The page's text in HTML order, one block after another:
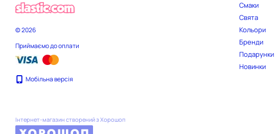
© 2026
Приймаємо до оплати
Мобільна версія
Інтернет-магазин створений з Хорошоп
Смаки
Свята
Кольори
Бренди
Подарунки
Новинки